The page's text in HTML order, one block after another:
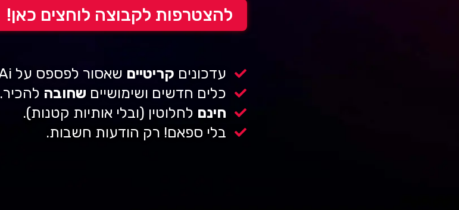
להצטרפות לקבוצה לוחצים כאן!
עדכונים קריטיים שאסור לפספס על Ai.
כלים חדשים ושימושיים שחובה להכיר.
חינם לחלוטין (ובלי אותיות קטנות).
בלי ספאם! רק הודעות חשבות.